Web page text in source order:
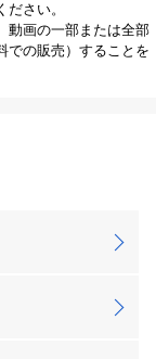
さい。
動画の一部または全部
での販売）することを